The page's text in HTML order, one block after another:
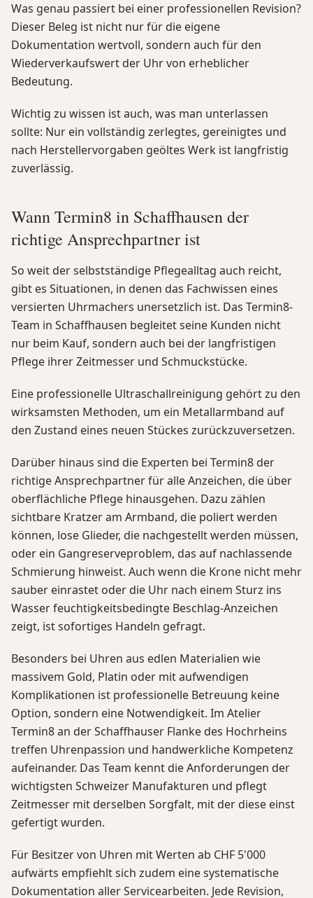
Was genau passiert bei einer professionellen Revision?
Dieser Beleg ist nicht nur für die eigene
Dokumentation wertvoll, sondern auch für den
Wiederverkaufswert der Uhr von erheblicher
Bedeutung.
Wichtig zu wissen ist auch, was man unterlassen
sollte: Nur ein vollständig zerlegtes, gereinigtes und
nach Herstellervorgaben geöltes Werk ist langfristig
zuverlässig.
Wann Termin8 in Schaffhausen der
richtige Ansprechpartner ist
So weit der selbstständige Pflegealltag auch reicht,
gibt es Situationen, in denen das Fachwissen eines
versierten Uhrmachers unersetzlich ist. Das Termin8-
Team in Schaffhausen begleitet seine Kunden nicht
nur beim Kauf, sondern auch bei der langfristigen
Pflege ihrer Zeitmesser und Schmuckstücke.
Eine professionelle Ultraschallreinigung gehört zu den
wirksamsten Methoden, um ein Metallarmband auf
den Zustand eines neuen Stückes zurückzuversetzen.
Darüber hinaus sind die Experten bei Termin8 der
richtige Ansprechpartner für alle Anzeichen, die über
oberflächliche Pflege hinausgehen. Dazu zählen
sichtbare Kratzer am Armband, die poliert werden
können, lose Glieder, die nachgestellt werden müssen,
oder ein Gangreserveproblem, das auf nachlassende
Schmierung hinweist. Auch wenn die Krone nicht mehr
sauber einrastet oder die Uhr nach einem Sturz ins
Wasser feuchtigkeitsbedingte Beschlag-Anzeichen
zeigt, ist sofortiges Handeln gefragt.
Besonders bei Uhren aus edlen Materialien wie
massivem Gold, Platin oder mit aufwendigen
Komplikationen ist professionelle Betreuung keine
Option, sondern eine Notwendigkeit. Im Atelier
Termin8 an der Schaffhauser Flanke des Hochrheins
treffen Uhrenpassion und handwerkliche Kompetenz
aufeinander. Das Team kennt die Anforderungen der
wichtigsten Schweizer Manufakturen und pflegt
Zeitmesser mit derselben Sorgfalt, mit der diese einst
gefertigt wurden.
Für Besitzer von Uhren mit Werten ab CHF 5'000
aufwärts empfiehlt sich zudem eine systematische
Dokumentation aller Servicearbeiten. Jede Revision,